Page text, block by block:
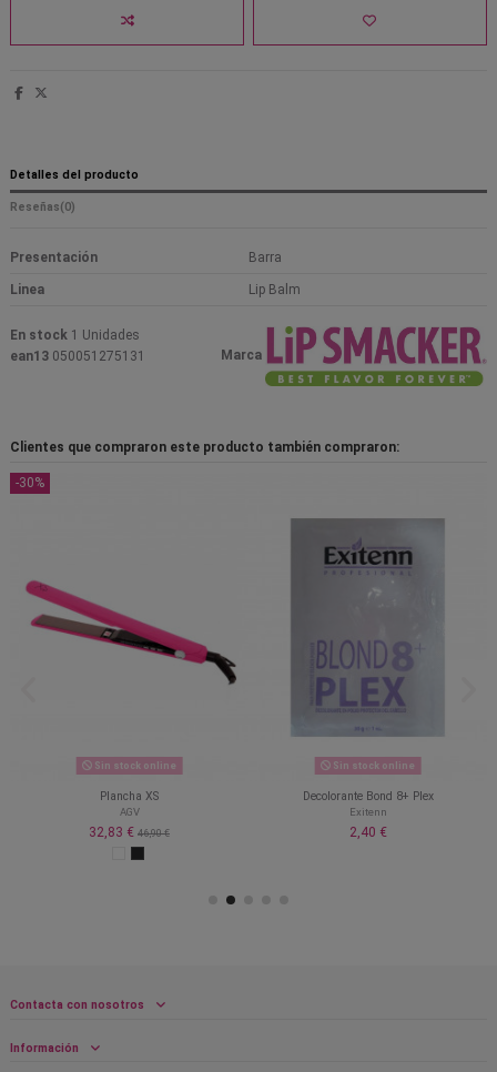
Detalles del producto
Reseñas(0)
Presentación Barra
Linea Lip Balm
Marca
En stock 1 Unidades
ean13 050051275131
Clientes que compraron este producto también compraron:
-30%
Sin stock online
Plancha XS
AGV
32,83 € 46,90 €
Sin stock online
Decolorante Bond 8+ Plex
Exitenn
2,40 €
Contacta con nosotros
Información